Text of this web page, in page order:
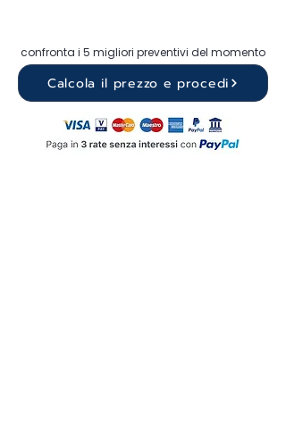
confronta i 5 migliori preventivi del momento
Calcola il prezzo e procedi